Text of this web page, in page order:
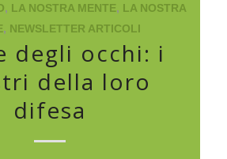
, LA NOSTRA MENTE, LA NOSTRA
, NEWSLETTER ARTICOLI
degli occhi: i
della loro
difesa